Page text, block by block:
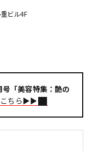
ビル4F
「美容特集：艶の
こちら▶︎▶︎